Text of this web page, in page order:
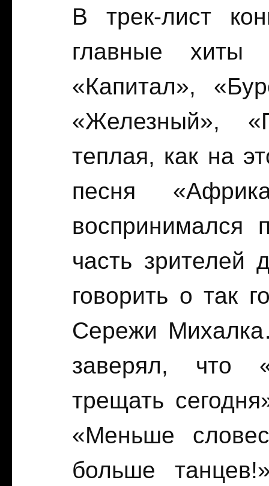
В трек-лист
главные хиты
«Капитал»,
«Железный»,
теплая, как на
песня
часть зрителей
говорить о так
Сережи
заверял, что
трещать
«Меньше
больше